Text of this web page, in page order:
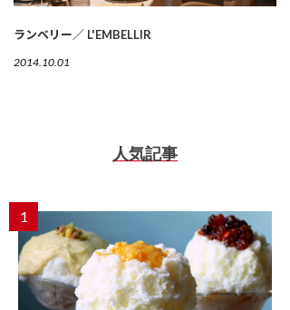
ランベリー／ L'EMBELLIR
2014.10.01
人気記事
1